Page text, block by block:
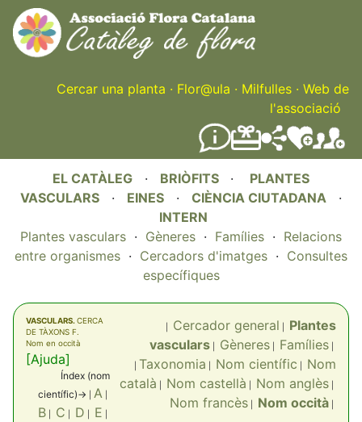
Skip
to
main
content
Cercar una planta · Flor@ula · Milfulles · Web de
l'associació
EL CATÀLEG · BRIÒFITS · PLANTES
VASCULARS · EINES · CIÈNCIA CIUTADANA ·
INTERN
Plantes vasculars · Gèneres · Famílies · Relacions
entre organismes · Cercadors d'imatges · Consultes
específiques
VASCULARS. CERCA
DE TÀXONS F.
Nom en occità
[Ajuda]
Cercador general
Plantes
vasculars
Gèneres Famílies
Taxonomia Nom científic
Nom
català
Nom castellà Nom anglès
Nom francès Nom occità
Índex (nom
científic)->
A
B| C D E